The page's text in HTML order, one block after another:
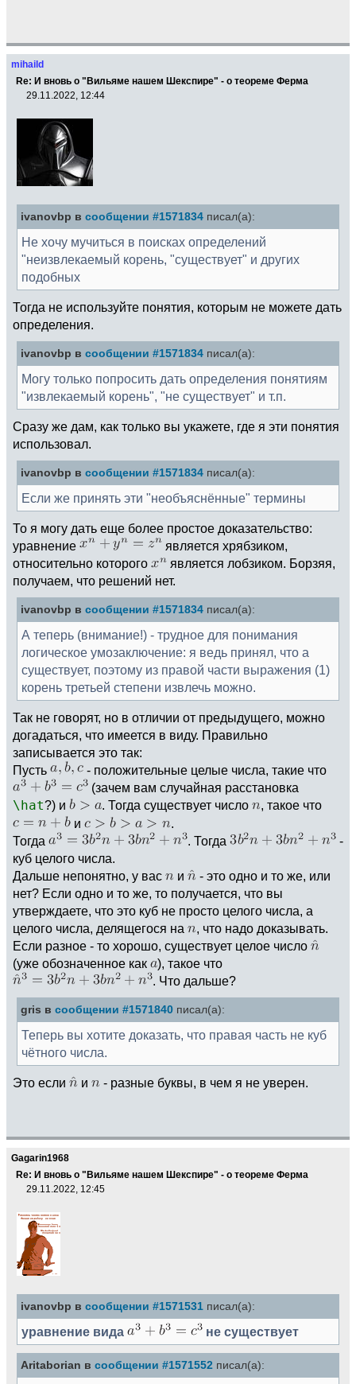
mihaild
Re: И вновь о "Вильяме нашем Шекспире" - о теореме Ферма
29.11.2022, 12:44
ivanovbp в сообщении #1571834 писал(а):
Не хочу мучиться в поисках определений
"неизвлекаемый корень, "существует" и других
подобных
Тогда не используйте понятия, которым не можете дать
определения.
ivanovbp в сообщении #1571834 писал(а):
Могу только попросить дать определения понятиям
"извлекаемый корень", "не существует" и т.п.
Сразу же дам, как только вы укажете, где я эти понятия
использовал.
ivanovbp в сообщении #1571834 писал(а):
Если же принять эти "необъяснённые" термины
То я могу дать еще более простое доказательство:
уравнение
является хрябзиком,
относительно которого
является лобзиком. Борзяя,
получаем, что решений нет.
ivanovbp в сообщении #1571834 писал(а):
А теперь (внимание!) - трудное для понимания
логическое умозаключение: я ведь принял, что а
существует, поэтому из правой части выражения (1)
корень третьей степени извлечь можно.
Так не говорят, но в отличии от предыдущего, можно
догадаться, что имеется в виду. Правильно
записывается это так:
Пусть
- положительные целые числа, такие что
(зачем вам случайная расстановка
\hat?) и . Тогда существует число
, такое что
и
Тогда
. Тогда
-
куб целого числа.
Дальше непонятно, у вас
и
- это одно и то же, или
нет? Если одно и то же, то получается, что вы
утверждаете, что это куб не просто целого числа, а
целого числа, делящегося на
, что надо доказывать.
Если разное - то хорошо, существует целое число
(уже обозначенное как
), такое что
. Что дальше?
gris в сообщении #1571840 писал(а):
Теперь вы хотите доказать, что правая часть не куб
чётного числа.
Это если и - разные буквы, в чем я не уверен.
Gagarin1968
Re: И вновь о "Вильяме нашем Шекспире" - о теореме Ферма
29.11.2022, 12:45
ivanovbp в сообщении #1571531 писал(а):
уравнение вида не существует
Aritaborian в сообщении #1571552 писал(а):